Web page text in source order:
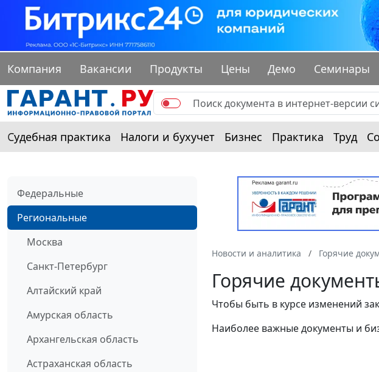
Компания Вакансии Продукты Цены Демо Семинары
Судебная практика Налоги и бухучет Бизнес Практика Труд
Федеральные
Региональные
Москва
Санкт-Петербург
Алтайский край
Амурская область
Архангельская область
Астраханская область
Новости и аналитика Горячие
Горячие
Чтобы быть в курсе изменений
Наиболее важные документы и